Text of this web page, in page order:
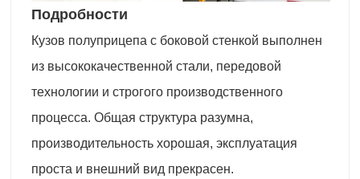
Подробности
Кузов полуприцепа с боковой стенкой выполнен
из высококачественной стали, передовой
технологии и строгого производственного
процесса. Общая структура разумна,
производительность хорошая, эксплуатация
проста и внешний вид прекрасен.